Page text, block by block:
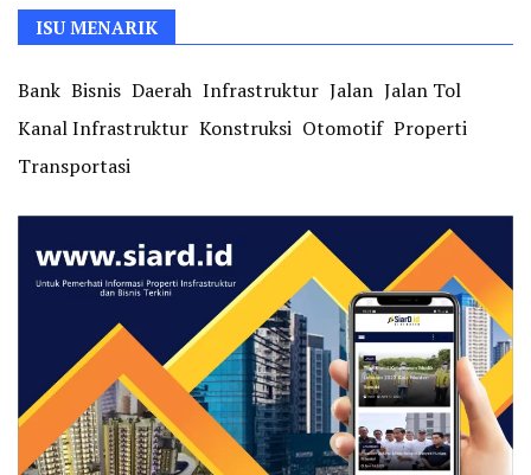
ISU MENARIK
Bank Bisnis Daerah Infrastruktur Jalan Jalan Tol
Kanal Infrastruktur Konstruksi Otomotif Properti
Transportasi